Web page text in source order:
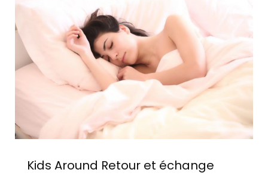
Kids Around Retour et échange